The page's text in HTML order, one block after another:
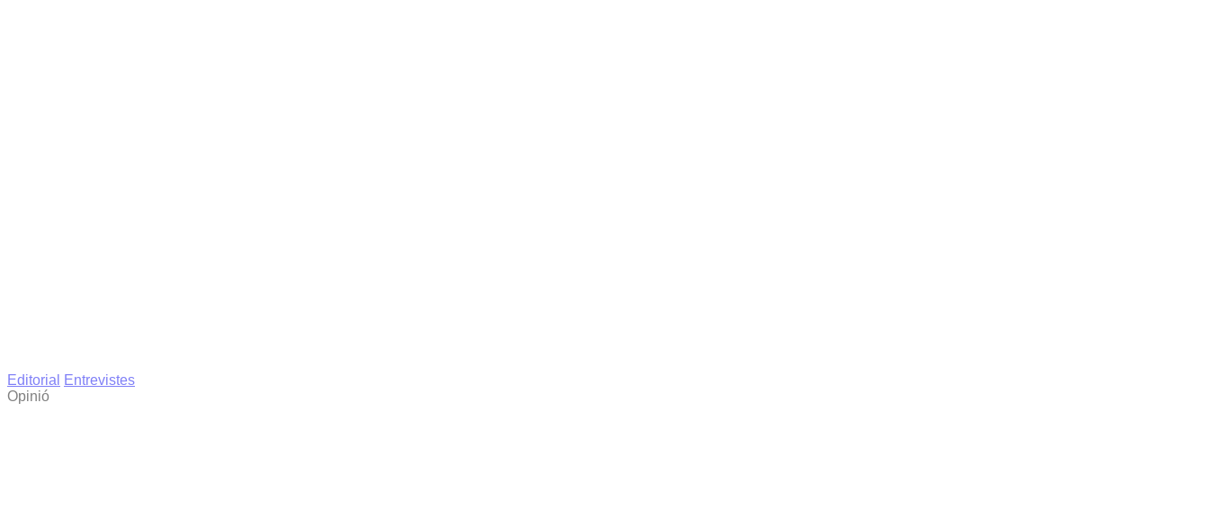
Editorial
Entrevistes
Opinió